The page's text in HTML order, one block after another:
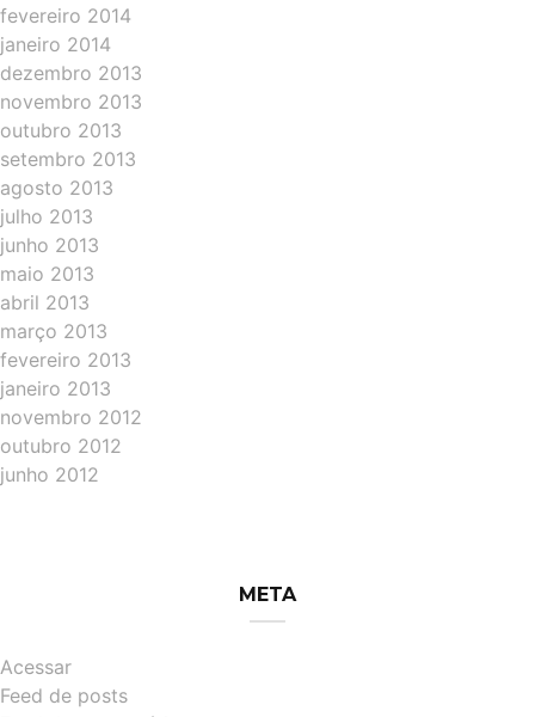
fevereiro 2014
janeiro 2014
dezembro 2013
novembro 2013
outubro 2013
setembro 2013
agosto 2013
julho 2013
junho 2013
maio 2013
abril 2013
março 2013
fevereiro 2013
janeiro 2013
novembro 2012
outubro 2012
junho 2012
META
Acessar
Feed de posts